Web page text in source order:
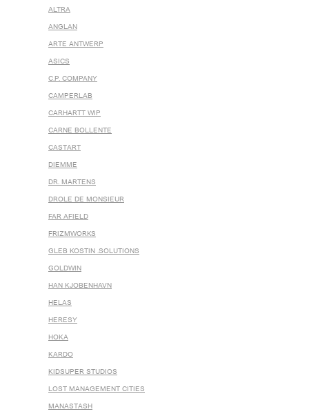
ALTRA
ANGLAN
ARTE ANTWERP
ASICS
C.P. COMPANY
CAMPERLAB
CARHARTT WIP
CARNE BOLLENTE
CASTART
DIEMME
DR. MARTENS
DROLE DE MONSIEUR
FAR AFIELD
FRIZMWORKS
GLEB KOSTIN .SOLUTIONS
GOLDWIN
HAN KJOBENHAVN
HELAS
HERESY
HOKA
KARDO
KIDSUPER STUDIOS
LOST MANAGEMENT CITIES
MANASTASH